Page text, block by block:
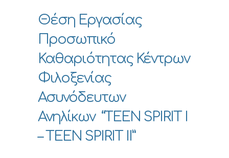
Θέση Εργασίας
Προσωπικό
Καθαριότητας Κέντρων
Φιλοξενίας
Ασυνόδευτων
Ανηλίκων “TEEN SPIRIT I
– TEEN SPIRIT II”